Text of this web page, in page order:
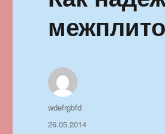
Автор
wdefrgbfd
Опубликовано
26.05.2014